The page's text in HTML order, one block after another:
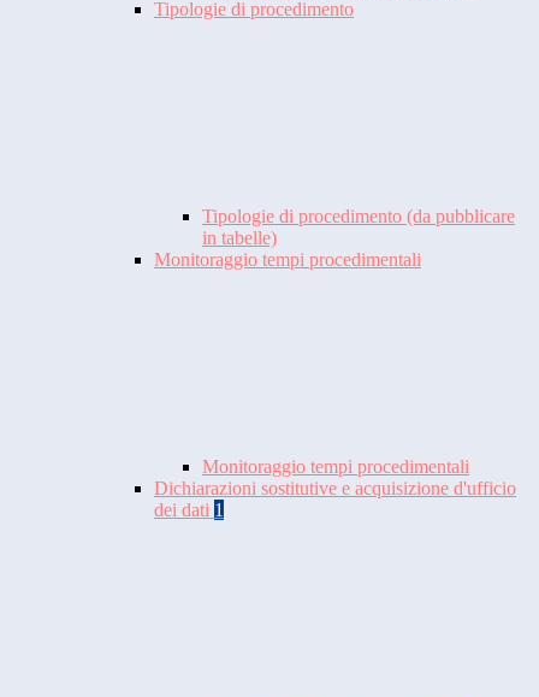
Tipologie di procedimento
Tipologie di procedimento (da pubblicare
in tabelle)
Monitoraggio tempi procedimentali
Monitoraggio tempi procedimentali
Dichiarazioni sostitutive e acquisizione d'ufficio
dei dati 1